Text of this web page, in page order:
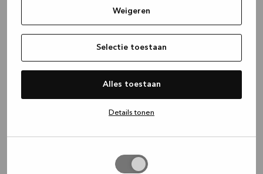
Weigeren
Selectie toestaan
Alles toestaan
Details tonen
(see the browser console for more
information).